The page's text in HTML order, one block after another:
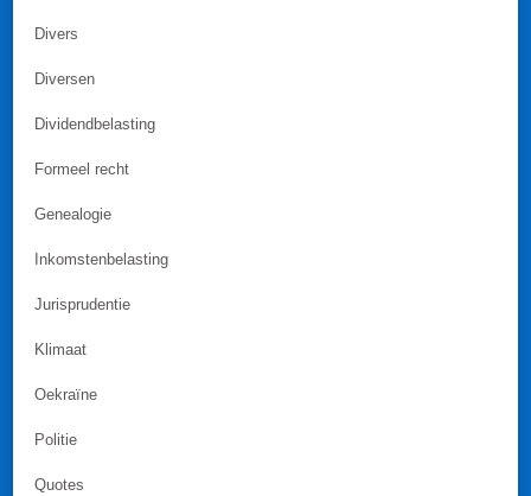
Divers
Diversen
Dividendbelasting
Formeel recht
Genealogie
Inkomstenbelasting
Jurisprudentie
Klimaat
Oekraïne
Politie
Quotes